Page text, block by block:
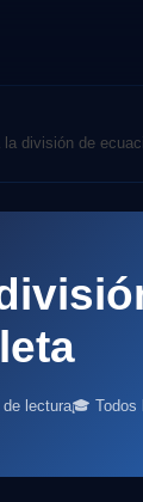
la división de
lectura🎓 Todos